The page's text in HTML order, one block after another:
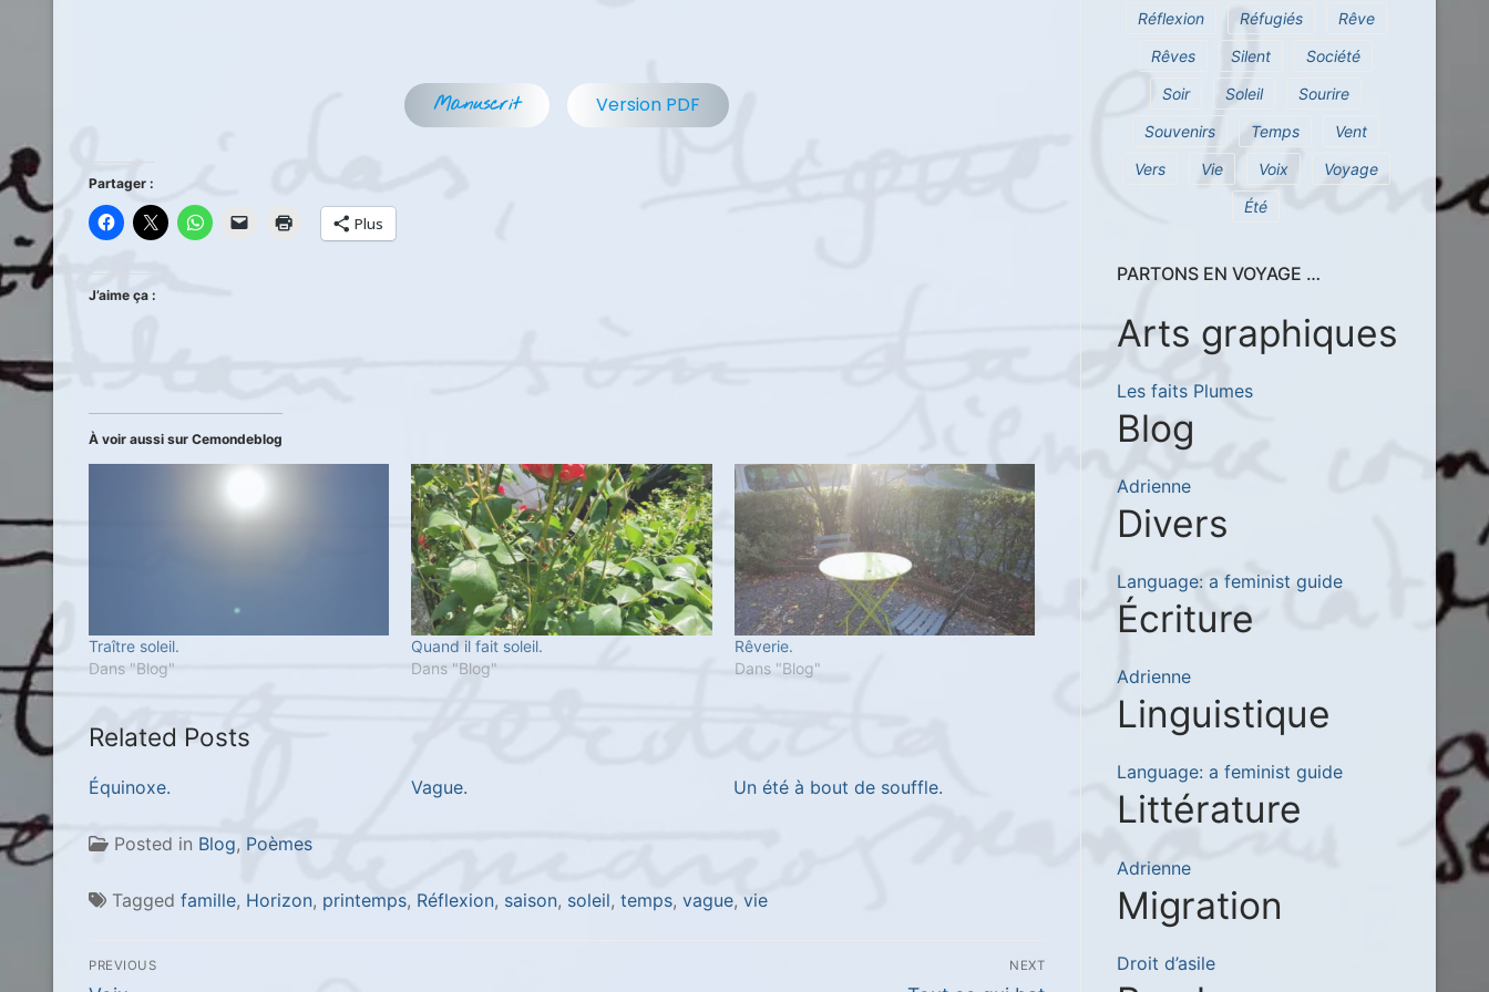
Manuscrit Version PDF
Partager :
Plus
J’aime ça :
À voir aussi sur Cemondeblog
Traître soleil.
Dans "Blog"
Quand il fait soleil.
Dans "Blog"
Rêverie.
Dans "Blog"
Related Posts
Équinoxe. Vague. Un été à bout de souffle.
Posted in Blog, Poèmes
Tagged famille, Horizon, printemps, Réflexion, saison, soleil, temps, vague, vie
Navigation
PREVIOUS NEXT
Réflexion Réfugiés
Rêve
Rêves
Silent
Société
Soir
Soleil
Sourire
Souvenirs
Temps
Vent
Vers
Vie Voix
Voyage
Été
PARTONS EN VOYAGE …
Arts graphiques
Les faits Plumes
Blog
Adrienne
Divers
Language: a feminist guide
Écriture
Adrienne
Linguistique
Language: a feminist guide
Littérature
Adrienne
Migration
Droit d’asile